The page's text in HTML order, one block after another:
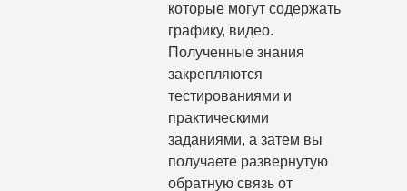
которые могут содержать
графику, видео.
Полученные знания
закрепляются
тестированиями и
практическими
заданиями, а затем вы
получаете развернутую
обратную связь от